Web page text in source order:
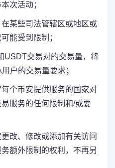
次活动；
某些司法管辖区或地区或
能受到限制；
USDT交易对的交易量，将
户的交易量要求；
个币安提供服务的国家对
服务的任何限制和/或要
改、修改或添加有关访问
额外限制的权利，不再另